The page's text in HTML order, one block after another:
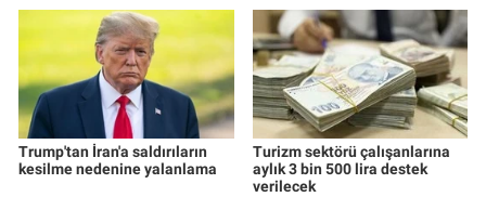
Trump'tan İran'a saldırıların
kesilme nedenine yalanlama
Turizm sektörü çalışanlarına
aylık 3 bin 500 lira destek
verilecek